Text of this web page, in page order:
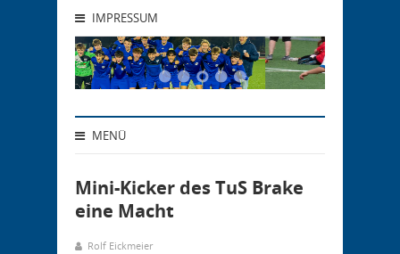
IMPRESSUM
MENÜ
Mini-Kicker des TuS Brake
eine Macht
Rolf Eickmeier